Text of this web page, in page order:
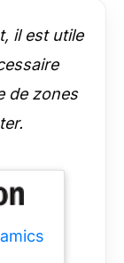
19"
il est utile
de zones